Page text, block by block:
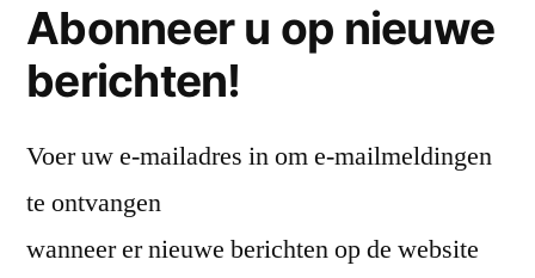
Abonneer u op nieuwe
berichten!
Voer uw e-mailadres in om e-mailmeldingen
te ontvangen
wanneer er nieuwe berichten op de website